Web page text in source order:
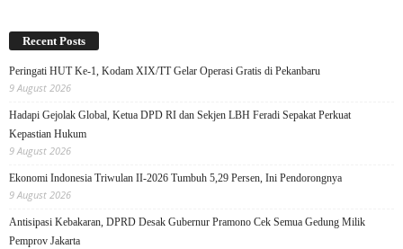
Recent Posts
Peringati HUT Ke-1, Kodam XIX/TT Gelar Operasi Gratis di Pekanbaru
9 August 2026
Hadapi Gejolak Global, Ketua DPD RI dan Sekjen LBH Feradi Sepakat Perkuat
Kepastian Hukum
9 August 2026
Ekonomi Indonesia Triwulan II-2026 Tumbuh 5,29 Persen, Ini Pendorongnya
9 August 2026
Antisipasi Kebakaran, DPRD Desak Gubernur Pramono Cek Semua Gedung Milik
Pemprov Jakarta